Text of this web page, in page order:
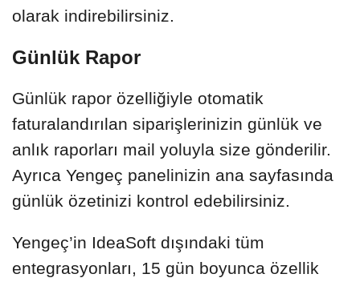
olarak indirebilirsiniz.
Günlük Rapor
Günlük rapor özelliğiyle otomatik
faturalandırılan siparişlerinizin günlük ve
anlık raporları mail yoluyla size gönderilir.
Ayrıca Yengeç panelinizin ana sayfasında
günlük özetinizi kontrol edebilirsiniz.
Yengeç’in IdeaSoft dışındaki tüm
entegrasyonları, 15 gün boyunca özellik